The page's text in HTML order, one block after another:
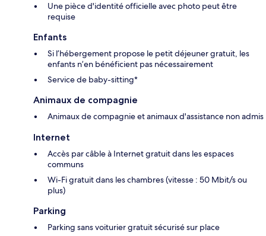
Une pièce d'identité officielle avec photo peut être
requise
Enfants
Si l’hébergement propose le petit déjeuner gratuit, les
enfants n’en bénéficient pas nécessairement
Service de baby-sitting*
Animaux de compagnie
Animaux de compagnie et animaux d'assistance non admis
Internet
Accès par câble à Internet gratuit dans les espaces
communs
Wi-Fi gratuit dans les chambres (vitesse : 50 Mbit/s ou
plus)
Parking
Parking sans voiturier gratuit sécurisé sur place